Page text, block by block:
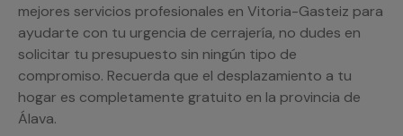
mejores servicios profesionales en Vitoria-Gasteiz para
ayudarte con tu urgencia de cerrajería, no dudes en
solicitar tu presupuesto sin ningún tipo de
compromiso. Recuerda que el desplazamiento a tu
hogar es completamente gratuito en la provincia de
Álava.